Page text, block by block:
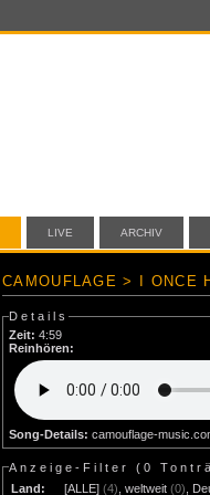
LIVE ARCHIV
CAMOUFLAGE > I ONCE
Details
Zeit: 4:59
Reinhören:
Song-Details: camouflage-
Anzeige-Filter (0
Land:
[ALLE] (4) ,weltweit (0)